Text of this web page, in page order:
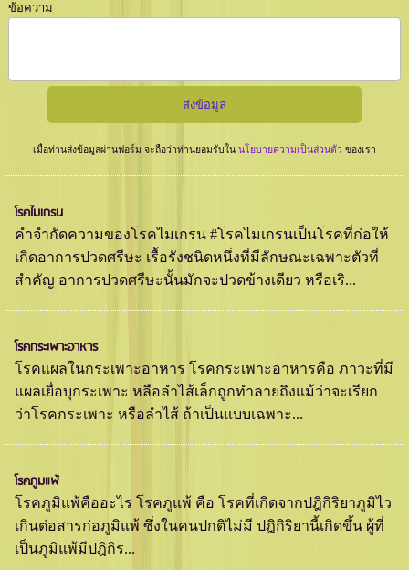
ข้อความ
เมื่อท่านส่งข้อมูลผ่านฟอร์ม จะถือว่าท่านยอมรับในนโยบายความเป็นส่วนตัว ของเรา
โรคไมเกรน
คำจำกัดความของโรคไมเกรน #โรคไมเกรนเป็นโรคที่ก่อให้
เกิดอาการปวดศรีษะ เรื้อรังชนิดหนึ่งที่มีลักษณะเฉพาะตัวที่
สำคัญ อาการปวดศรีษะนั้นมักจะปวดข้างเดียว หรือเริ...
โรคกระเพาะอาหาร
โรคแผลในกระเพาะอาหาร โรคกระเพาะอาหารคือ ภาวะที่มี
แผลเยื่อบุกระเพาะ หลือลำไส้เล็กถูกทำลายถึงแม้ว่าจะเรียก
ว่าโรคกระเพาะ หรือลำไส้ ถ้าเป็นแบบเฉพาะ...
โรคภูมแพ้
โรคภูมิแพ้คืออะไร โรคภูแพ้ คือ โรคที่เกิดจากปฎิกิริยาภูมิไว
เกินต่อสารก่อภูมิแพ้ ซึ่งในคนปกติไม่มี ปฎิกิริยานี้เกิดขึ้น ผู้ที่
เป็นภูมิแพ้มีปฎิกิร...